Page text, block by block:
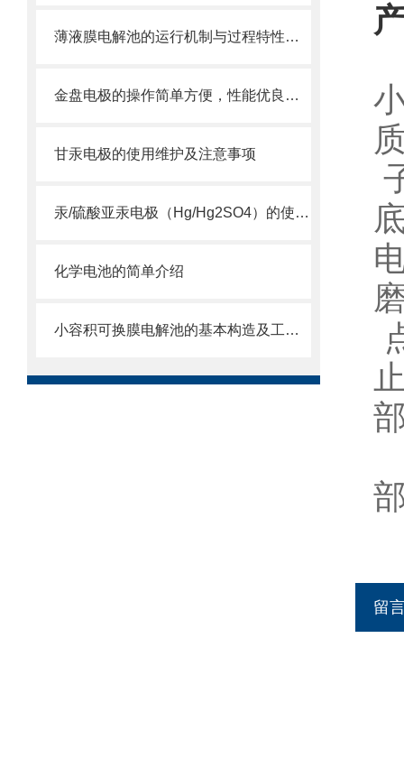
薄液膜电解池的运行机制与过程特性分享
金盘电极的操作简单方便，性能优良，经久耐用
甘汞电极的使用维护及注意事项
汞/硫酸亚汞电极（Hg/Hg2SO4）的使用维护及注意事项
化学电池的简单介绍
小容积可换膜电解池的基本构造及工作原理
留